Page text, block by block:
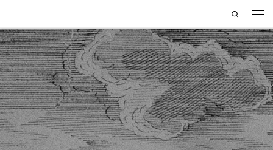
Search